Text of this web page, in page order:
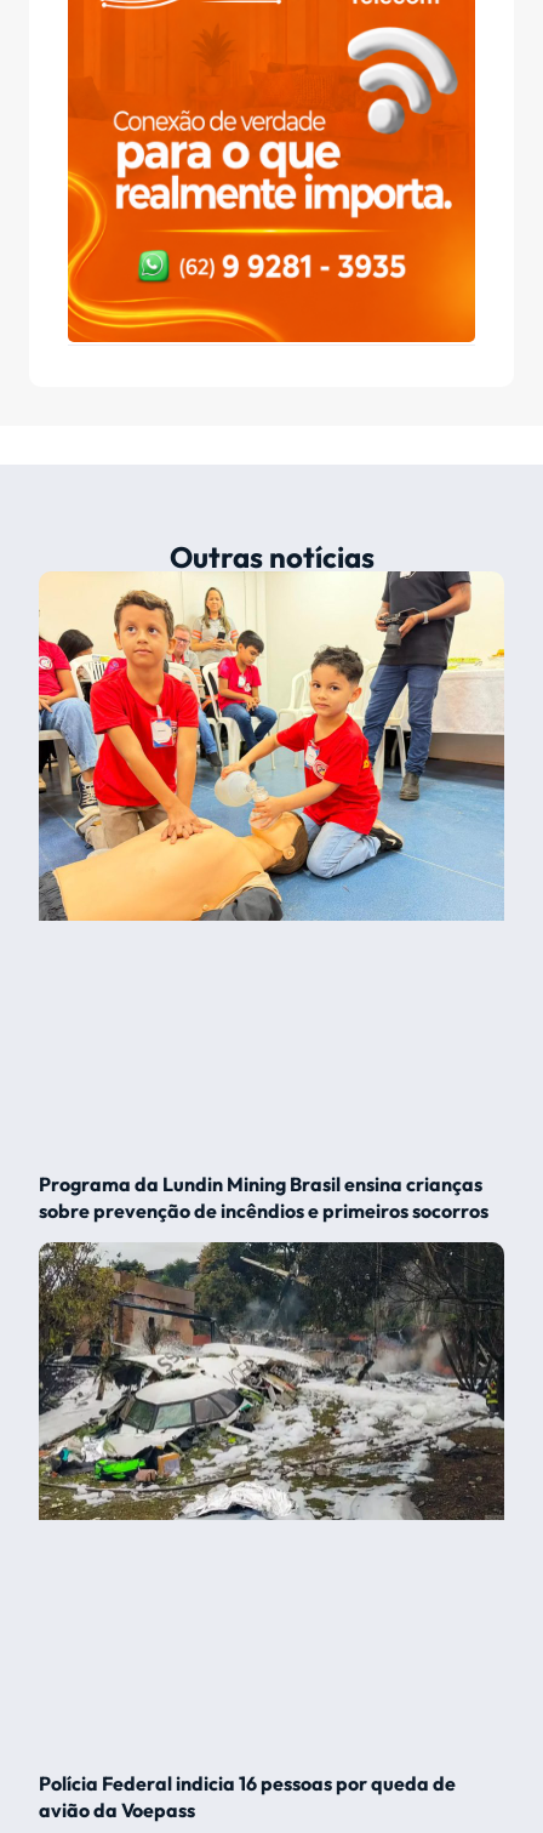
Outras notícias
Programa da Lundin Mining Brasil ensina crianças
sobre prevenção de incêndios e primeiros socorros
Polícia Federal indicia 16 pessoas por queda de
avião da Voepass